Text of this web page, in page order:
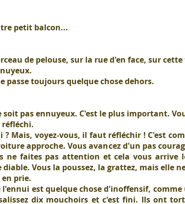
petit balcon...
de pelouse, sur la rue d'en face, sur
passe toujours quelque chose dehors.
soit pas ennuyeux. C'est le plus important.
réfléchi.
? Mais, voyez-vous, il faut réfléchir ! C'est
approche. Vous avancez d'un pas
ne faites pas attention et cela vous arrive
Vous la poussez, la grattez, mais elle
prie.
l'ennui est quelque chose d'inoffensif,
dix mouchoirs et c'est fini. Ils ont